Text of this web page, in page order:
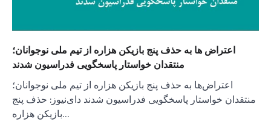
اعتراض ها به حذف پنج بازیکن هزاره از تیم ملی نوجوانان؛
منتقدان خواستار پاسخگویی فدراسیون شدند
اعتراض‌ها به حذف پنج بازیکن هزاره از تیم ملی نوجوانان؛
منتقدان خواستار پاسخگویی فدراسیون شدند دای‌نیوز: حذف پنج
بازیکن هزاره…